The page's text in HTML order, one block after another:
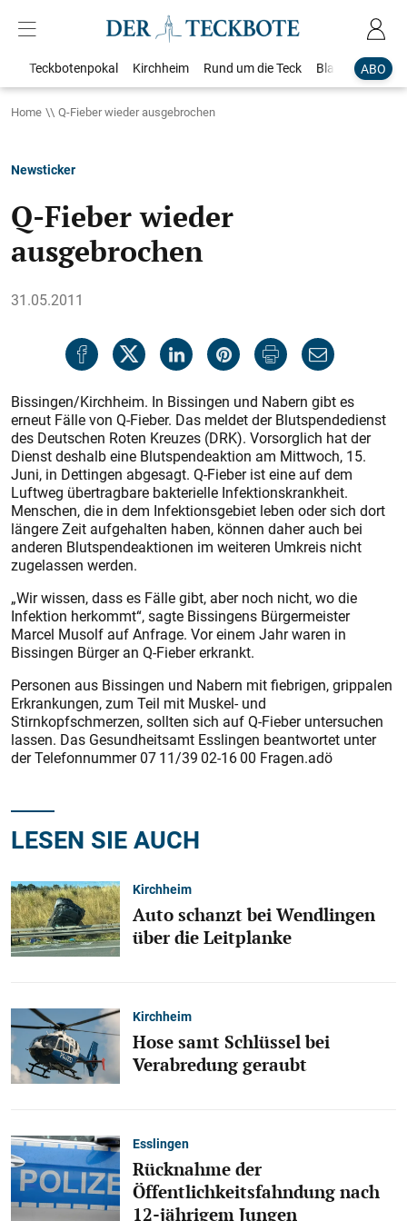
ABO
Teckbotenpokal Kirchheim Rund um die Teck Blaulicht
Home Q-Fieber wieder ausgebrochen
Newsticker
Q-Fieber wieder
ausgebrochen
31.05.2011
Bissingen/Kirchheim. In Bissingen und Nabern gibt es
erneut Fälle von Q-Fieber. Das meldet der Blutspendedienst
des Deutschen Roten Kreuzes (DRK). Vorsorglich hat der
Dienst deshalb eine Blutspendeaktion am Mittwoch, 15.
Juni, in Dettingen abgesagt. Q-Fieber ist eine auf dem
Luftweg übertragbare bakterielle Infektionskrankheit.
Menschen, die in dem Infektionsgebiet leben oder sich dort
längere Zeit aufgehalten haben, können daher auch bei
anderen Blutspendeaktionen im weiteren Umkreis nicht
zugelassen werden.
„Wir wissen, dass es Fälle gibt, aber noch nicht, wo die
Infektion herkommt“, sagte Bissingens Bürgermeister
Marcel Musolf auf Anfrage. Vor einem Jahr waren in
Bissingen Bürger an Q-Fieber erkrankt.
Personen aus Bissingen und Nabern mit fiebrigen, grippalen
Erkrankungen, zum Teil mit Muskel- und
Stirnkopfschmerzen, sollten sich auf Q-Fieber untersuchen
lassen. Das Gesundheitsamt Esslingen beantwortet unter
der Telefonnummer 07 11/39 02-16 00 Fragen.adö
LESEN SIE AUCH
Kirchheim
Auto schanzt bei Wendlingen
über die Leitplanke
Kirchheim
Hose samt Schlüssel bei
Verabredung geraubt
Esslingen
Rücknahme der
Öffentlichkeitsfahndung nach
12-jährigem Jungen